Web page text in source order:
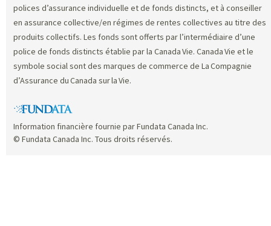
polices d’assurance individuelle et de fonds distincts, et à conseiller
en assurance collective/en régimes de rentes collectives au titre des
produits collectifs. Les fonds sont offerts par l’intermédiaire d’une
police de fonds distincts établie par la Canada Vie. Canada Vie et le
symbole social sont des marques de commerce de La Compagnie
d’Assurance du Canada sur la Vie.
Information financière fournie par Fundata Canada Inc.
© Fundata Canada Inc. Tous droits réservés.